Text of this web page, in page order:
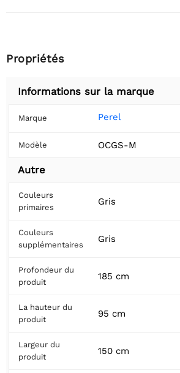
Propriétés
Informations sur la marque
Marque Perel
Modèle OCGS-M
Autre
Couleurs
primaires
Gris
Couleurs
supplémentaires
Gris
Profondeur du
produit
185 cm
La hauteur du
produit
95 cm
Largeur du
produit
150 cm